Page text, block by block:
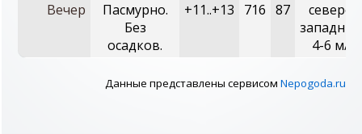
Вечер
Пасмурно.
Без
осадков.
+11..+13 716 87
северо-
4-6 м/с
Данные представлены сервисом Nepogoda.ru